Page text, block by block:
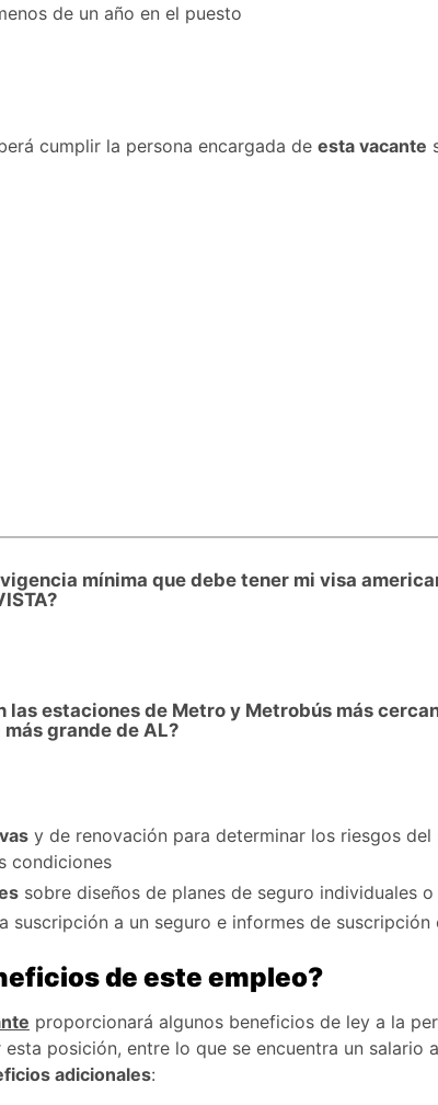
de un año en el puesto
cumplir la persona encargada de esta vacante
mínima que debe tener mi visa
las estaciones de Metro y Metrobús más
grande de AL?
y de renovación para determinar los riesgos del
condiciones
sobre diseños de planes de seguro individuales o
suscripción a un seguro e informes de suscripción
de este empleo?
proporcionará algunos beneficios de ley a la
posición, entre lo que se encuentra un salario
adicionales: